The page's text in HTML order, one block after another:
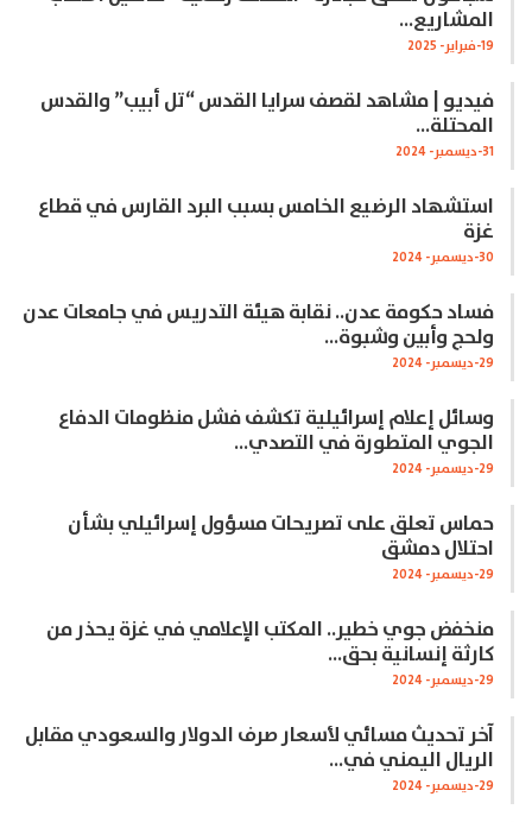
المشاريع…
19-فبراير- 2025
فيديو | مشاهد لقصف سرايا القدس “تل أبيب” والقدس
المحتلة…
31-ديسمبر- 2024
استشهاد الرضيع الخامس بسبب البرد القارس في قطاع
غزة
30-ديسمبر- 2024
فساد حكومة عدن.. نقابة هيئة التدريس في جامعات عدن
ولحج وأبين وشبوة…
29-ديسمبر- 2024
وسائل إعلام إسرائيلية تكشف فشل منظومات الدفاع
الجوي المتطورة في التصدي…
29-ديسمبر- 2024
حماس تعلق على تصريحات مسؤول إسرائيلي بشأن
احتلال دمشق
29-ديسمبر- 2024
منخفض جوي خطير.. المكتب الإعلامي في غزة يحذر من
كارثة إنسانية بحق…
29-ديسمبر- 2024
آخر تحديث مسائي لأسعار صرف الدولار والسعودي مقابل
الريال اليمني في…
29-ديسمبر- 2024